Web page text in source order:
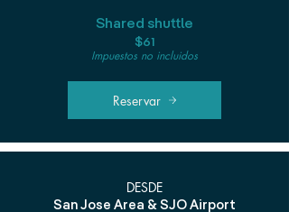
Shared shuttle
$61
Impuestos no incluidos
Reservar
DESDE
San Jose Area & SJO Airport